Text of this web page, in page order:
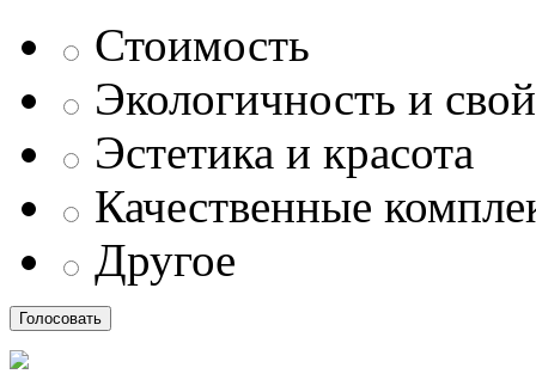
Стоимость
Экологичность и
Эстетика и красота
Качественные
Другое